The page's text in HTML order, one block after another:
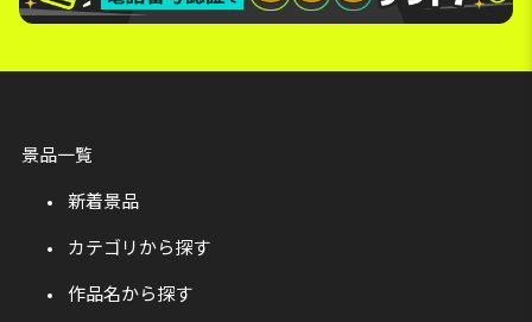
景品一覧
新着景品
カテゴリから探す
作品名から探す